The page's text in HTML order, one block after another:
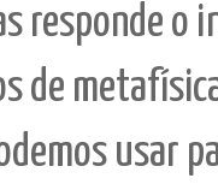
responde o
de
usar